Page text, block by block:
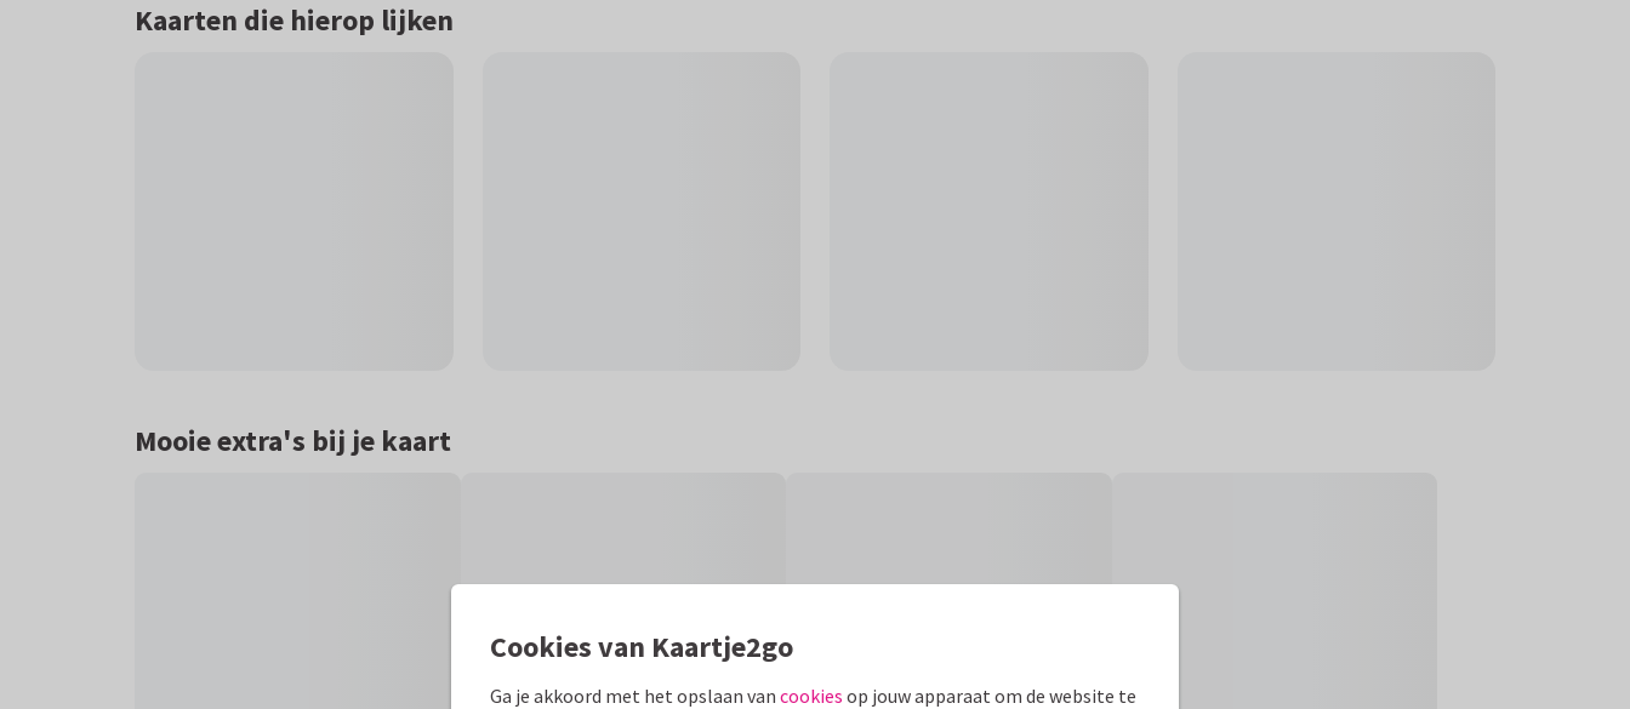
Kaarten die hierop lijken
Mooie extra's bij je kaart
Cookies van Kaartje2go
Ga je akkoord met het opslaan van cookies op jouw apparaat om de website te